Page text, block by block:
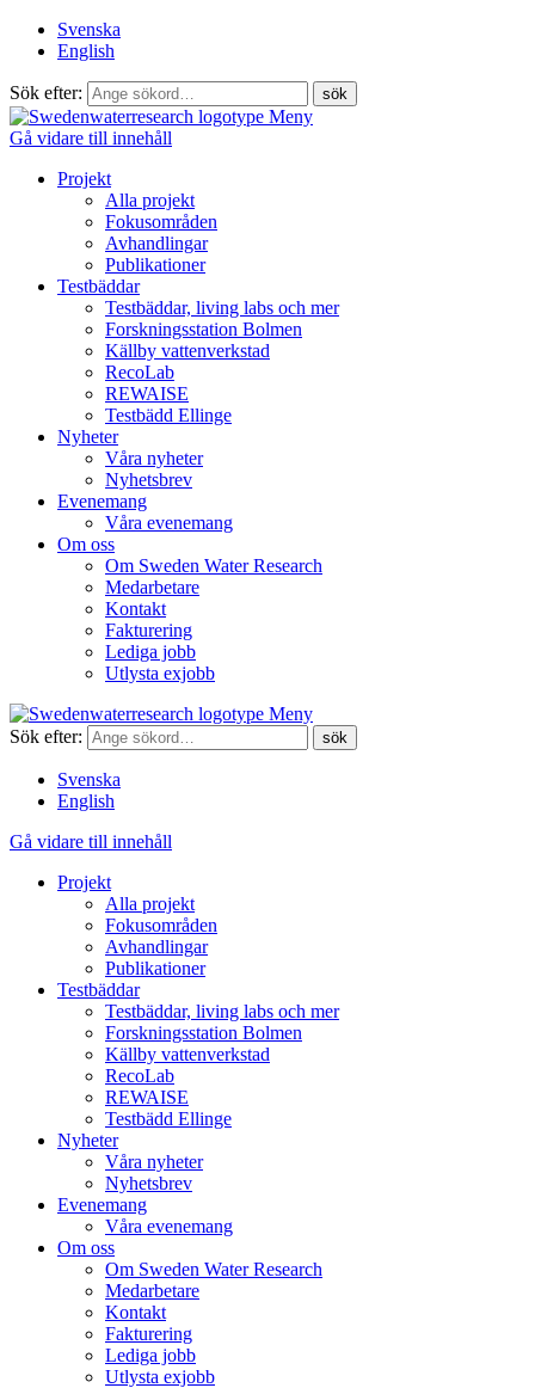
Svenska
English
Sök efter:
Meny
Gå vidare till innehåll
Projekt
Alla projekt
Fokusområden
Avhandlingar
Publikationer
Testbäddar
Testbäddar, living labs och mer
Forskningsstation Bolmen
Källby vattenverkstad
RecoLab
REWAISE
Testbädd Ellinge
Nyheter
Våra nyheter
Nyhetsbrev
Evenemang
Våra evenemang
Om oss
Om Sweden Water Research
Medarbetare
Kontakt
Fakturering
Lediga jobb
Utlysta exjobb
Meny
Sök efter:
Svenska
English
Gå vidare till innehåll
Projekt
Alla projekt
Fokusområden
Avhandlingar
Publikationer
Testbäddar
Testbäddar, living labs och mer
Forskningsstation Bolmen
Källby vattenverkstad
RecoLab
REWAISE
Testbädd Ellinge
Nyheter
Våra nyheter
Nyhetsbrev
Evenemang
Våra evenemang
Om oss
Om Sweden Water Research
Medarbetare
Kontakt
Fakturering
Lediga jobb
Utlysta exjobb